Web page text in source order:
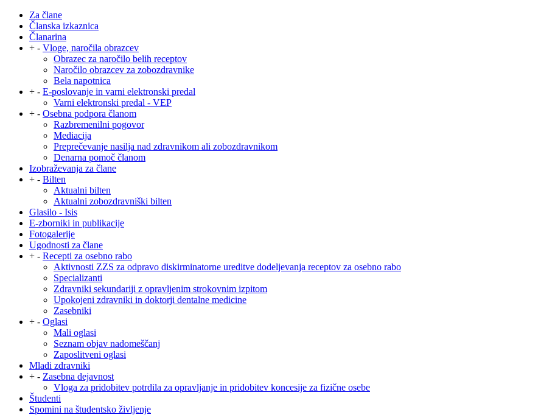
Za člane
Članska izkaznica
Članarina
+ - Vloge, naročila obrazcev
Obrazec za naročilo belih receptov
Naročilo obrazcev za zobozdravnike
Bela napotnica
+ - E-poslovanje in varni elektronski predal
Varni elektronski predal - VEP
+ - Osebna podpora članom
Razbremenilni pogovor
Mediacija
Preprečevanje nasilja nad zdravnikom ali zobozdravnikom
Denarna pomoč članom
Izobraževanja za člane
+ - Bilten
Aktualni bilten
Aktualni zobozdravniški bilten
Glasilo - Isis
E-zborniki in publikacije
Fotogalerije
Ugodnosti za člane
+ - Recepti za osebno rabo
Aktivnosti ZZS za odpravo diskirminatorne ureditve dodeljevanja receptov za osebno rabo
Specializanti
Zdravniki sekundariji z opravljenim strokovnim izpitom
Upokojeni zdravniki in doktorji dentalne medicine
Zasebniki
+ - Oglasi
Mali oglasi
Seznam objav nadomeščanj
Zaposlitveni oglasi
Mladi zdravniki
+ - Zasebna dejavnost
Vloga za pridobitev potrdila za opravljanje in pridobitev koncesije za fizične osebe
Študenti
Spomini na študentsko življenje